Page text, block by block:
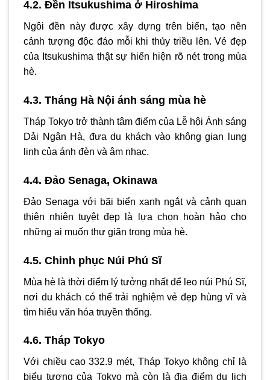
4.2. Đền Itsukushima ở Hiroshima
Ngôi đền này được xây dựng trên biển, tạo nên
cảnh tượng độc đáo mỗi khi thủy triều lên. Vẻ đẹp
của Itsukushima thật sự hiển hiện rõ nét trong mùa
hè.
4.3. Tháng Hà Nội ánh sáng mùa hè
Tháp Tokyo trở thành tâm điểm của Lễ hội Ánh sáng
Dải Ngân Hà, đưa du khách vào không gian lung
linh của ánh đèn và âm nhạc.
4.4. Đảo Senaga, Okinawa
Đảo Senaga với bãi biển xanh ngắt và cảnh quan
thiên nhiên tuyệt đẹp là lựa chọn hoàn hảo cho
những ai muốn thư giãn trong mùa hè.
4.5. Chinh phục Núi Phú Sĩ
Mùa hè là thời điểm lý tưởng nhất để leo núi Phú Sĩ,
nơi du khách có thể trải nghiệm vẻ đẹp hùng vĩ và
tìm hiểu văn hóa truyền thống.
4.6. Tháp Tokyo
Với chiều cao 332.9 mét, Tháp Tokyo không chỉ là
biểu tượng của Tokyo mà còn là địa điểm du lịch